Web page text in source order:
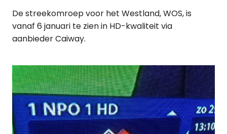
De streekomroep voor het Westland, WOS, is
vanaf 6 januari te zien in HD-kwaliteit via
aanbieder Caiway.